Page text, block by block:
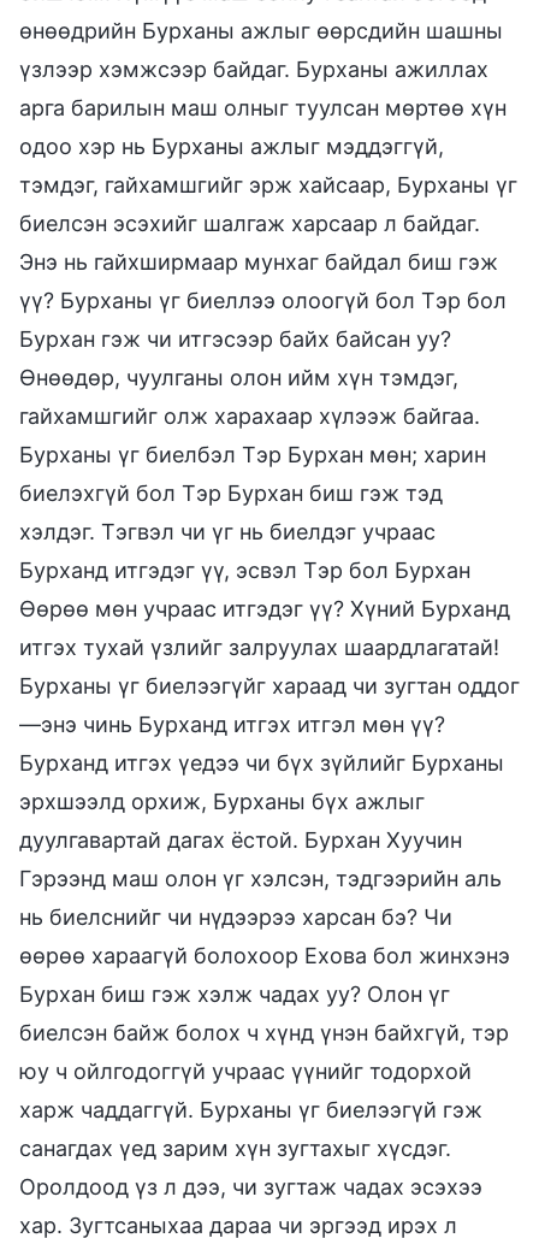
өнөөдрийн Бурханы ажлыг өөрсдийн шашны
үзлээр хэмжсээр байдаг. Бурханы ажиллах
арга барилын маш олныг туулсан мөртөө хүн
одоо хэр нь Бурханы ажлыг мэддэггүй,
тэмдэг, гайхамшгийг эрж хайсаар, Бурханы үг
биелсэн эсэхийг шалгаж харсаар л байдаг.
Энэ нь гайхширмаар мунхаг байдал биш гэж
үү? Бурханы үг биеллээ олоогүй бол Тэр бол
Бурхан гэж чи итгэсээр байх байсан уу?
Өнөөдөр, чуулганы олон ийм хүн тэмдэг,
гайхамшгийг олж харахаар хүлээж байгаа.
Бурханы үг биелбэл Тэр Бурхан мөн; харин
биелэхгүй бол Тэр Бурхан биш гэж тэд
хэлдэг. Тэгвэл чи үг нь биелдэг учраас
Бурханд итгэдэг үү, эсвэл Тэр бол Бурхан
Өөрөө мөн учраас итгэдэг үү? Хүний Бурханд
итгэх тухай үзлийг залруулах шаардлагатай!
Бурханы үг биелээгүйг хараад чи зугтан оддог
—энэ чинь Бурханд итгэх итгэл мөн үү?
Бурханд итгэх үедээ чи бүх зүйлийг Бурханы
эрхшээлд орхиж, Бурханы бүх ажлыг
дуулгавартай дагах ёстой. Бурхан Хуучин
Гэрээнд маш олон үг хэлсэн, тэдгээрийн аль
нь биелснийг чи нүдээрээ харсан бэ? Чи
өөрөө хараагүй болохоор Ехова бол жинхэнэ
Бурхан биш гэж хэлж чадах уу? Олон үг
биелсэн байж болох ч хүнд үнэн байхгүй, тэр
юу ч ойлгодоггүй учраас үүнийг тодорхой
харж чаддаггүй. Бурханы үг биелээгүй гэж
санагдах үед зарим хүн зугтахыг хүсдэг.
Оролдоод үз л дээ, чи зугтаж чадах эсэхээ
хар. Зугтсаныхаа дараа чи эргээд ирэх л